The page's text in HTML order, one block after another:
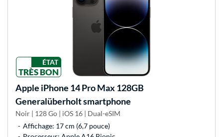
ÉTAT
TRÈS BON
Apple iPhone 14 Pro Max 128GB
Generalüberholt smartphone
Noir | 128 Go | iOS 16 | Dual-eSIM
Affichage: 17 cm (6,7 pouce)